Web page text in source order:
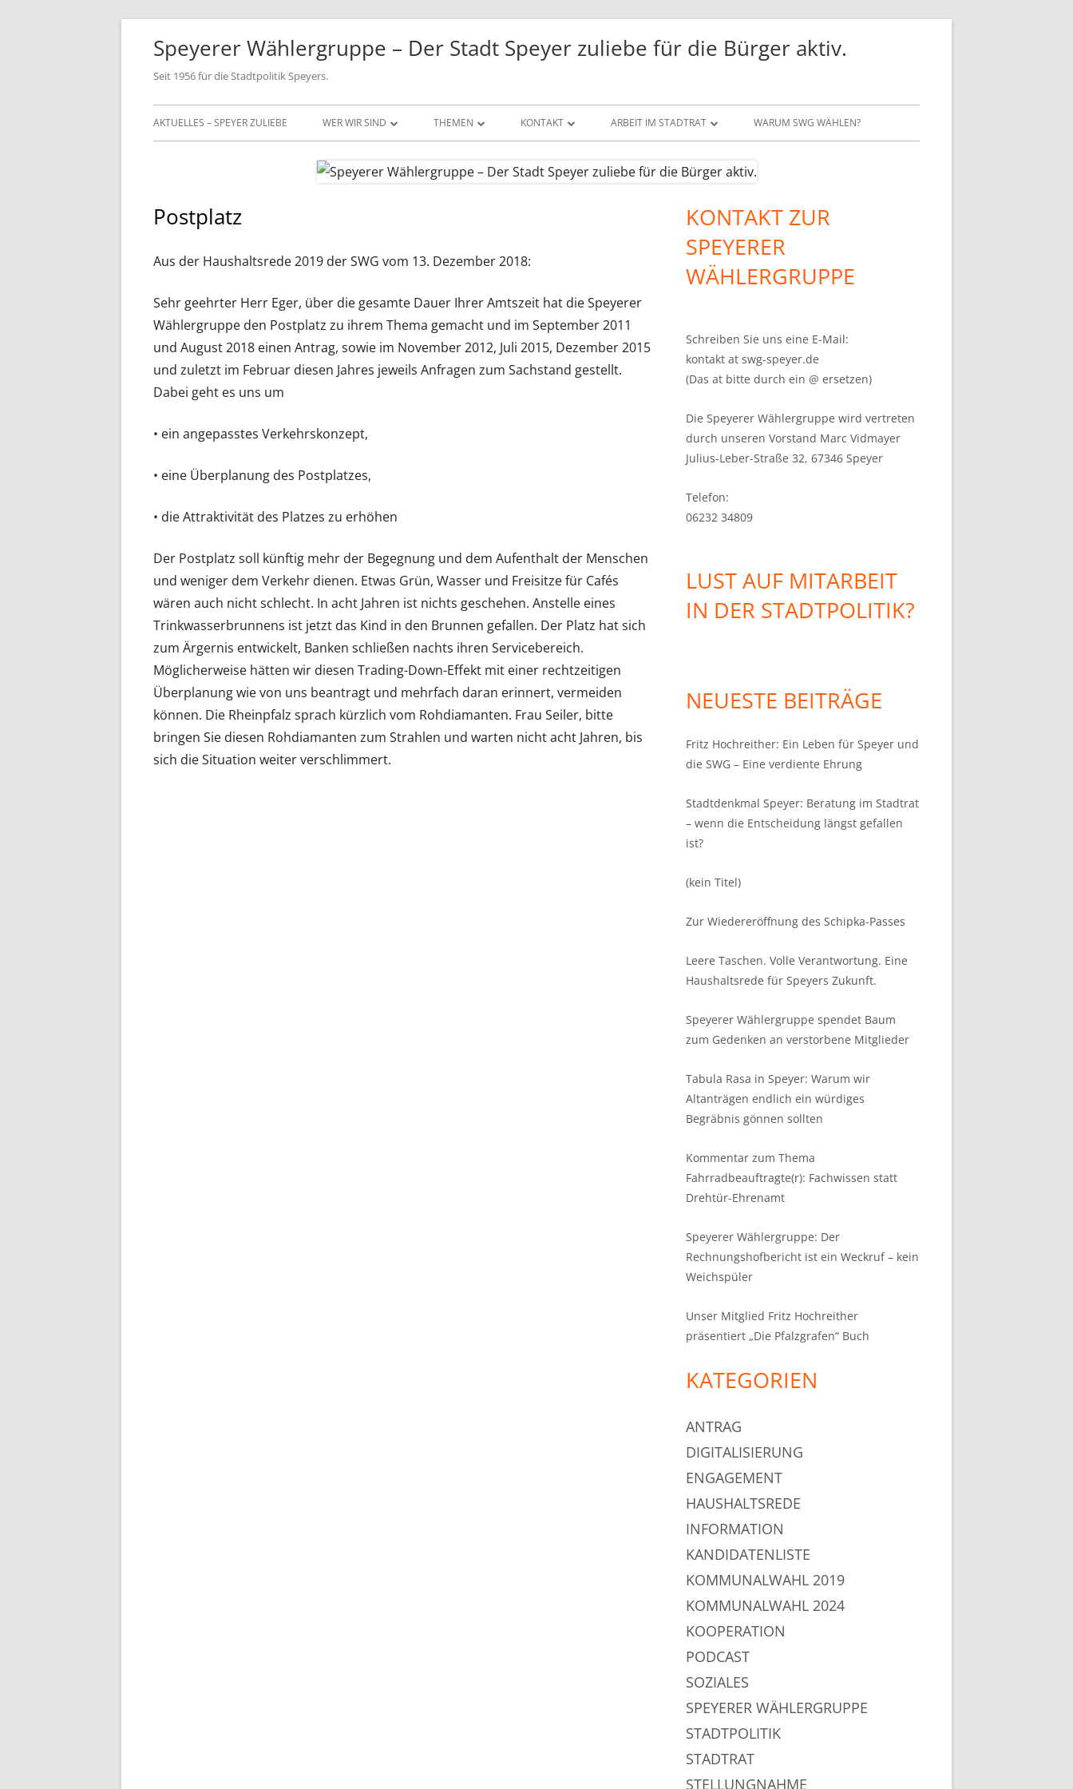
Speyerer Wählergruppe – Der Stadt Speyer zuliebe für die Bürger aktiv.
Seit 1956 für die Stadtpolitik Speyers.
Primäres
AKTUELLES – SPEYER ZULIEBE WER WIR SIND
SATZUNG
THEMEN
FAMILIEN
EHRENAMTLICHES ENGAGEMENT
KULTUR
NAHVERSORGUNG
KONTAKT ARBEIT IM STADTRAT WARUM SWG WÄHLEN?
Postplatz
Aus der Haushaltsrede 2019 der SWG vom 13. Dezember 2018:
Sehr geehrter Herr Eger, über die gesamte Dauer Ihrer Amtszeit hat die Speyerer
Wählergruppe den Postplatz zu ihrem Thema gemacht und im September 2011
und August 2018 einen Antrag, sowie im November 2012, Juli 2015, Dezember 2015
und zuletzt im Februar diesen Jahres jeweils Anfragen zum Sachstand gestellt.
Dabei geht es uns um
• ein angepasstes Verkehrskonzept,
• eine Überplanung des Postplatzes,
• die Attraktivität des Platzes zu erhöhen
Der Postplatz soll künftig mehr der Begegnung und dem Aufenthalt der Menschen
und weniger dem Verkehr dienen. Etwas Grün, Wasser und Freisitze für Cafés
wären auch nicht schlecht. In acht Jahren ist nichts geschehen. Anstelle eines
Trinkwasserbrunnens ist jetzt das Kind in den Brunnen gefallen. Der Platz hat sich
zum Ärgernis entwickelt, Banken schließen nachts ihren Servicebereich.
Möglicherweise hätten wir diesen Trading-Down-Effekt mit einer rechtzeitigen
Überplanung wie von uns beantragt und mehrfach daran erinnert, vermeiden
können. Die Rheinpfalz sprach kürzlich vom Rohdiamanten. Frau Seiler, bitte
bringen Sie diesen Rohdiamanten zum Strahlen und warten nicht acht Jahren, bis
sich die Situation weiter verschlimmert.
Haupt-
Seitenleiste
KONTAKT ZUR
SPEYERER
WÄHLERGRUPPE
Schreiben Sie uns eine E-Mail:
kontakt at swg-speyer.de
(Das at bitte durch ein @ ersetzen)
Die Speyerer Wählergruppe wird vertreten
durch unseren Vorstand Marc Vidmayer
Julius-Leber-Straße 32, 67346 Speyer
Telefon:
06232 34809
LUST AUF MITARBEIT
IN DER STADTPOLITIK?
NEUESTE BEITRÄGE
Fritz Hochreither: Ein Leben für Speyer und
die SWG – Eine verdiente Ehrung
Stadtdenkmal Speyer: Beratung im Stadtrat
– wenn die Entscheidung längst gefallen
ist?
(kein Titel)
Zur Wiedereröffnung des Schipka-Passes
Leere Taschen. Volle Verantwortung. Eine
Haushaltsrede für Speyers Zukunft.
Speyerer Wählergruppe spendet Baum
zum Gedenken an verstorbene Mitglieder
Tabula Rasa in Speyer: Warum wir
Altanträgen endlich ein würdiges
Begräbnis gönnen sollten
Kommentar zum Thema
Fahrradbeauftragte(r): Fachwissen statt
Drehtür-Ehrenamt
Speyerer Wählergruppe: Der
Rechnungshofbericht ist ein Weckruf – kein
Weichspüler
Unser Mitglied Fritz Hochreither
präsentiert „Die Pfalzgrafen“ Buch
KATEGORIEN
ANTRAG
DIGITALISIERUNG
ENGAGEMENT
HAUSHALTSREDE
INFORMATION
KANDIDATENLISTE
KOMMUNALWAHL 2019
KOMMUNALWAHL 2024
KOOPERATION
PODCAST
SOZIALES
SPEYERER WÄHLERGRUPPE
STADTPOLITIK
STADTRAT
STELLUNGNAHME